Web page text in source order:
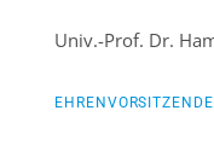
Univ.-Prof. Dr.